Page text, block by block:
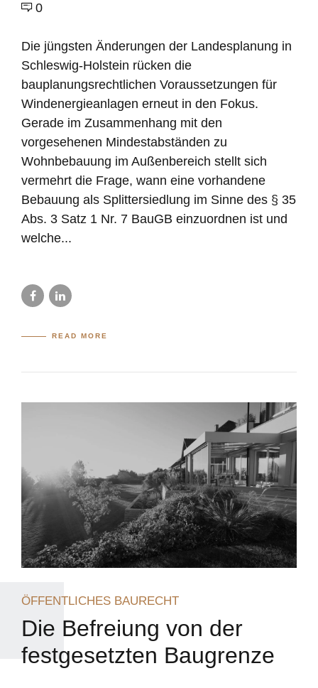
0
Die jüngsten Änderungen der Landesplanung in
Schleswig-Holstein rücken die
bauplanungsrechtlichen Voraussetzungen für
Windenergieanlagen erneut in den Fokus.
Gerade im Zusammenhang mit den
vorgesehenen Mindestabständen zu
Wohnbebauung im Außenbereich stellt sich
vermehrt die Frage, wann eine vorhandene
Bebauung als Splittersiedlung im Sinne des § 35
Abs. 3 Satz 1 Nr. 7 BauGB einzuordnen ist und
welche...
READ MORE
ÖFFENTLICHES BAURECHT
Die Befreiung von der
festgesetzten Baugrenze